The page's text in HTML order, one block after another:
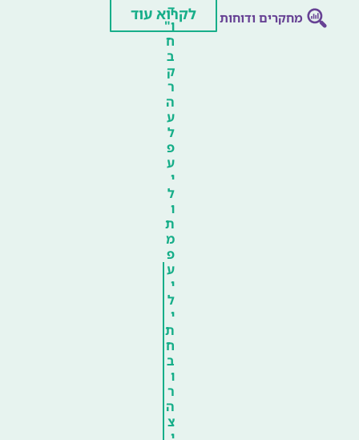
מחקרים ודוחות
ד
ו"
ח
ב
ק
ר
ה
ע
ל
פ
ע
י
ל
ו
ת
מ
פ
ע
י
ל
י
ת
ח
ב
ו
ר
ה
צ
לקרוא עוד